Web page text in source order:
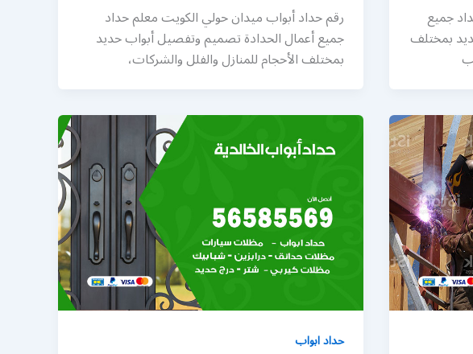
جميع
بمختلف
رقم حداد أبواب ميدان حولي الكويت معلم حداد
جميع أعمال الحدادة تصميم وتفصيل أبواب حديد
بمختلف الأحجام للمنازل والفلل والشركات،
حداد ابواب